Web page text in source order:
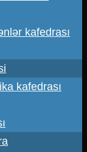
kafedrası
kafedrası